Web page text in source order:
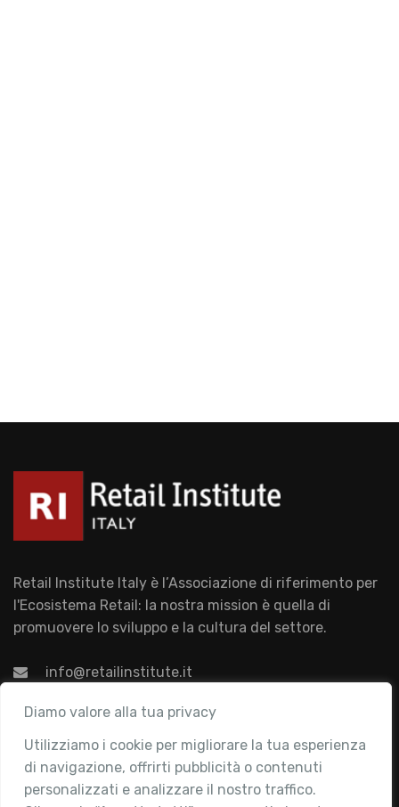
Diamo valore alla tua privacy
Utilizziamo i cookie per migliorare la tua esperienza
di navigazione, offrirti pubblicità o contenuti
personalizzati e analizzare il nostro traffico.
Retail Institute Italy è l’Associazione di riferimento per
l'Ecosistema Retail: la nostra mission è quella di
promuovere lo sviluppo e la cultura del settore.
info@retailinstitute.it
Associazione
Chi siamo
Attività
Contatti